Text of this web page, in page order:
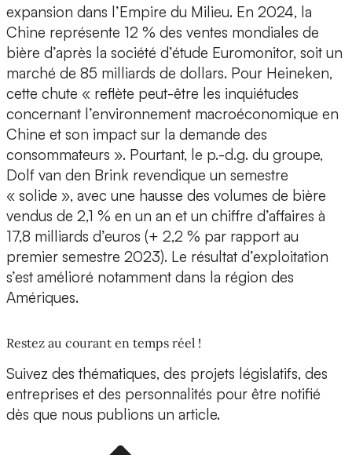
expansion dans l’Empire du Milieu. En 2024, la
Chine représente 12 % des ventes mondiales de
bière d’après la société d’étude Euromonitor, soit un
marché de 85 milliards de dollars. Pour Heineken,
cette chute « reflète peut-être les inquiétudes
concernant l’environnement macroéconomique en
Chine et son impact sur la demande des
consommateurs ». Pourtant, le p.-d.g. du groupe,
Dolf van den Brink revendique un semestre
« solide », avec une hausse des volumes de bière
vendus de 2,1 % en un an et un chiffre d’affaires à
17,8 milliards d’euros (+ 2,2 % par rapport au
premier semestre 2023). Le résultat d’exploitation
s’est amélioré notamment dans la région des
Amériques.
Restez au courant en temps réel !
Suivez des thématiques, des projets législatifs, des
entreprises et des personnalités pour être notifié
dès que nous publions un article.